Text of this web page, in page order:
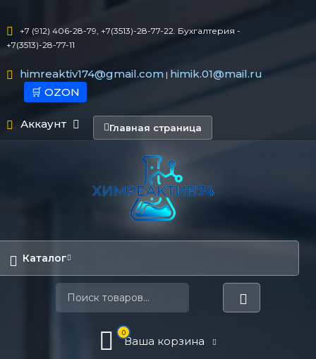
+7 (912) 406-28-79, +7(3513)-28-77-22. Бухгалтерия -
+7(3513)-28-77-11
himreaktiv174@gmail.com| himik.01@mail.ru
🛒 OZON
Аккаунт Главная страница
Каталог
0
Ваша корзина